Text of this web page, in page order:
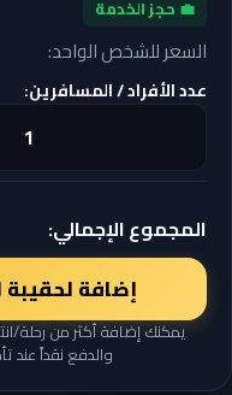
💼 حجز الخدمة
السعر للشخص الواحد:
عدد الأفراد / المسافرين:
المجموع الإجمالي:
إضافة لحقيبة
يمكنك إضافة أكثر من رحلة/
والدفع نقداً عند